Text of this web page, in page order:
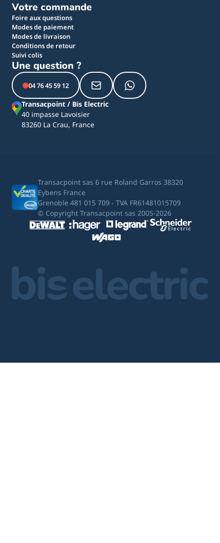
Votre commande
Foire aux questions
Modes de paiement
Modes de livraison
Conditions de retour
Suivi colis
Une question ?
04 76 45 59 12
Transacpoint / Bis Electric
40 impasse Lavoisier
83260 La Crau, France
Transacpoint sas 6 rue Roland Garros 38320
Eybens France
Grenoble 481 015 709 - TVA FR61481015709
© Copyright Transacpoint sas 2005-2026